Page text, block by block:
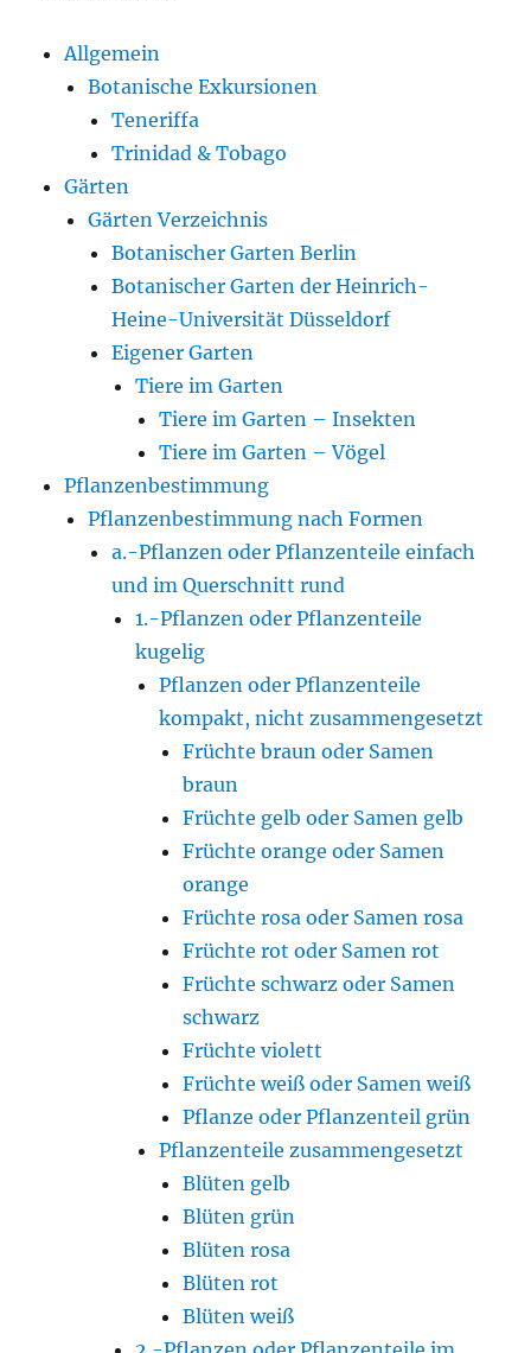
Allgemein
Botanische Exkursionen
Teneriffa
Trinidad & Tobago
Gärten
Gärten Verzeichnis
Botanischer Garten Berlin
Botanischer Garten der Heinrich-
Heine-Universität Düsseldorf
Eigener Garten
Tiere im Garten
Tiere im Garten – Insekten
Tiere im Garten – Vögel
Pflanzenbestimmung
Pflanzenbestimmung nach Formen
a.-Pflanzen oder Pflanzenteile einfach
und im Querschnitt rund
1.-Pflanzen oder Pflanzenteile
kugelig
Pflanzen oder Pflanzenteile
kompakt, nicht zusammengesetzt
Früchte braun oder Samen
braun
Früchte gelb oder Samen gelb
Früchte orange oder Samen
orange
Früchte rosa oder Samen rosa
Früchte rot oder Samen rot
Früchte schwarz oder Samen
schwarz
Früchte violett
Früchte weiß oder Samen weiß
Pflanze oder Pflanzenteil grün
Pflanzenteile zusammengesetzt
Blüten gelb
Blüten grün
Blüten rosa
Blüten rot
Blüten weiß